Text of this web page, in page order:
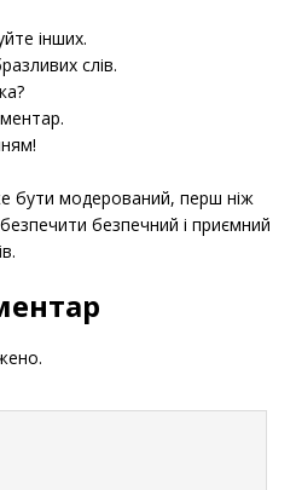
інших.
слів.
бути модерований, перш ніж
безпечний і приємний